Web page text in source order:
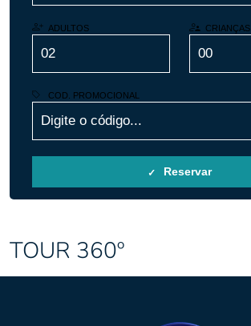
ADULTOS CRIANÇAS
COD. PROMOCIONAL
Reservar
TOUR 360º